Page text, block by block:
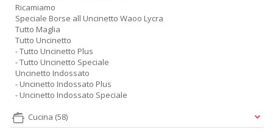
Ricamiamo
Speciale Borse all Uncinetto Waoo Lycra
Tutto Maglia
Tutto Uncinetto
- Tutto Uncinetto Plus
- Tutto Uncinetto Speciale
Uncinetto Indossato
- Uncinetto Indossato Plus
- Uncinetto Indossato Speciale
Cucina (58)